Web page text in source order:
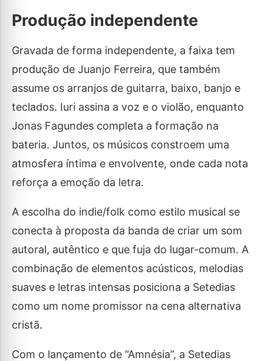
Produção independente
Gravada de forma independente, a faixa tem
produção de Juanjo Ferreira, que também
assume os arranjos de guitarra, baixo, banjo e
teclados. Iuri assina a voz e o violão, enquanto
Jonas Fagundes completa a formação na
bateria. Juntos, os músicos constroem uma
atmosfera íntima e envolvente, onde cada nota
reforça a emoção da letra.
A escolha do indie/folk como estilo musical se
conecta à proposta da banda de criar um som
autoral, autêntico e que fuja do lugar-comum. A
combinação de elementos acústicos, melodias
suaves e letras intensas posiciona a Setedias
como um nome promissor na cena alternativa
cristã.
Com o lançamento de “Amnésia”, a Setedias